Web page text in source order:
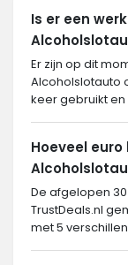
Is er een
Er zijn op dit
Alcoholslotauto
keer gebruikt en
Hoeveel
De afgelopen
TrustDeals.nl
met 5